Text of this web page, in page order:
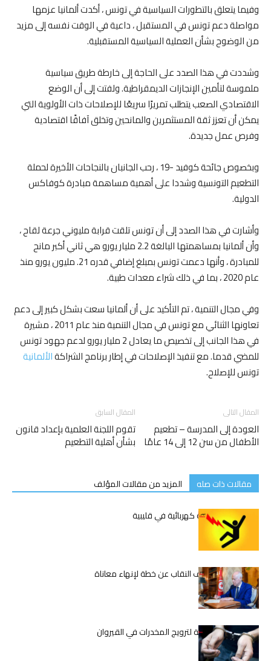
وفيما يتعلق بالتطورات السياسية في تونس ، أكدت ألمانيا عزمها
مواصلة دعم تونس في المستقبل ، داعية في الوقت نفسه إلى مزيد
من الوضوح بشأن العملية السياسية المستقبلية.
وشددت في هذا الصدد على الحاجة إلى خارطة طريق سياسية
ملموسة لتأمين الإنجازات الديمقراطية. ولفتت إلى أن الوضع
الاقتصادي الصعب يتطلب تمريرًا سريعًا للإصلاحات ذات الأولوية التي
يمكن أن تعزز ثقة المستثمرين والمانحين وتخلق آفاقًا اقتصادية
وفرص عمل جديدة.
وبخصوص جائحة كوفيد -19 ، رحب الجانبان بالنجاحات الأخيرة لحملة
التطعيم التونسية وشددا على أهمية مساهمة مبادرة كوفاكس
الدولية.
وأشارت في هذا الصدد إلى أن تونس تلقت قرابة مليوني جرعة لقاح ،
وأن ألمانيا بمساهمتها البالغة 2.2 مليار يورو هي ثاني أكبر مانح
للمبادرة ، وأنها دعمت تونس بمبلغ إضافي قدره 21. مليون يورو منذ
عام 2020 ، بما في ذلك شراء معدات طبية.
وفي مجال التنمية ، تم التأكيد على أن ألمانيا سعت بشكل كبير إلى دعم
تعاونها الثنائي مع تونس في مجال التنمية منذ عام 2011 ، مشيرة
في هذا الجانب إلى تخصيص ما يعادل 2 مليار يورو لدعم جهود تونس
للمضي قدما. مع تنفيذ الإصلاحات في إطار برنامج الشراكةالألمانية
تونس للإصلاح.
المقال السابق
تقوم اللجنة العلمية بإعداد قانون
بشأن أهلية التطعيم
المقال التالى
العودة إلى المدرسة – تطعيم
الأطفال من سن 12 إلى 14 عامًا
مقالات ذات صله
المزيد من مقالات المؤلف
وفاة شاب بصعقة كهربائية في قليبية
قيس سعيّد يكشف النقاب عن خطة لإنهاء معاناة
المعلمين
تفكيك شبكة دولية لترويج المخدرات في القيروان